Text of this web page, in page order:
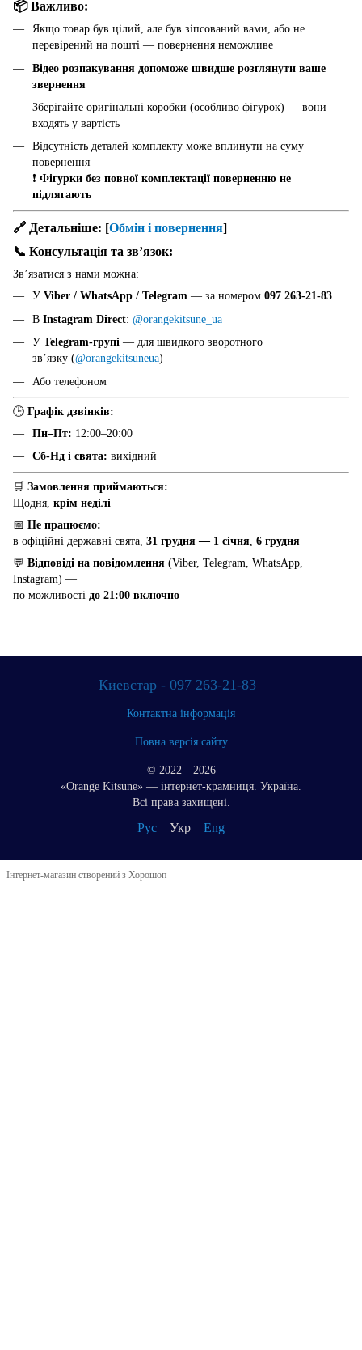
📦 Важливо:
Якщо товар був цілий, але був зіпсований вами, або не
перевірений на пошті — повернення неможливе
Відео розпакування допоможе швидше розглянути ваше
звернення
Зберігайте оригінальні коробки (особливо фігурок) — вони
входять у вартість
Відсутність деталей комплекту може вплинути на суму
повернення
❗ Фігурки без повної комплектації поверненню не
підлягають
🔗 Детальніше: [Обмін і повернення]
📞 Консультація та звʼязок:
Звʼязатися з нами можна:
У Viber / WhatsApp / Telegram — за номером 097 263-21-83
В Instagram Direct: @orangekitsune_ua
У Telegram-групі — для швидкого зворотного
звʼязку (@orangekitsuneua)
Або телефоном
🕒 Графік дзвінків:
Пн–Пт: 12:00–20:00
Сб-Нд і свята: вихідний
🛒 Замовлення приймаються:
Щодня, крім неділі
📅 Не працюємо:
в офіційні державні свята, 31 грудня — 1 січня 6 грудня
💬 Відповіді на повідомлення (Viber, Telegram, WhatsApp,
Instagram) —
по можливості до 21:00 включно
Киевстар - 097 263-21-83
Контактна інформація
Повна версія сайту
© 2022—2026
«Orange Kitsune» — інтернет-крамниця. Україна.
Всі права захищені.
Рус Укр Eng
Інтернет-магазин створений з Хорошоп